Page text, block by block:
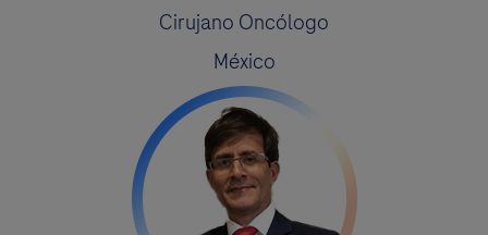
Cirujano Oncólogo
México